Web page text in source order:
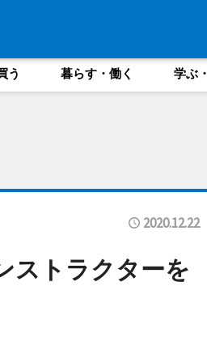
う 暮らす・働く 学ぶ
2020.12.22
ストラクターを